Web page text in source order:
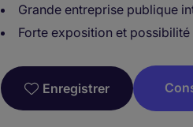
Grande entreprise publique
Forte exposition et
Enregistrer